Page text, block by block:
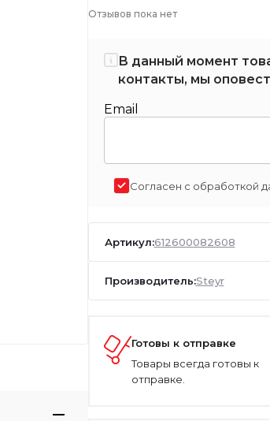
Отзывов пока нет
В данный момент
контакты, мы
Email
Согласен с обработкой
Артикул:612600082608
Производитель:Steyr
Готовы к отправке
Товары всегда готовы к
отправке.